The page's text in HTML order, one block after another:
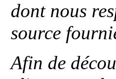
dont nous
source
Afin de